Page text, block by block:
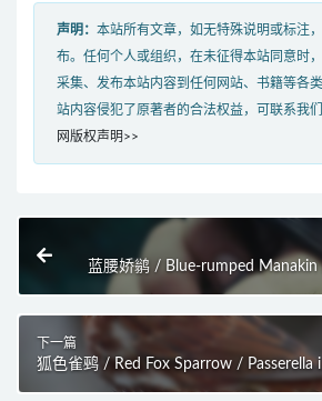
声明： 本站所有文章，如无特殊说明或标注
布。任何个人或组织，在未征得本站同意时
采集、发布本站内容到任何网站、书籍等各
站内容侵犯了原著者的合法权益，可联系我们
网版权声明>>
蓝腰娇鹟 / Blue-rumped
下一篇
狐色雀鹀 / Red Fox Sparrow / Passerella